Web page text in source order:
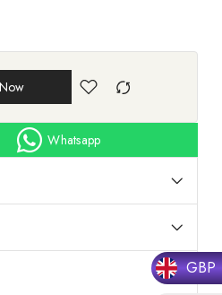
GBP
Whatsapp